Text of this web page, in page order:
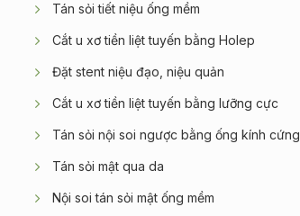
Tán sỏi tiết niệu ống mềm
Cắt u xơ tiền liệt tuyến bằng Holep
Đặt stent niệu đạo, niệu quản
Cắt u xơ tiền liệt tuyến bằng lưỡng cực
Tán sỏi nội soi ngược bằng ống kính cứng
Tán sỏi mật qua da
Nội soi tán sỏi mật ống mềm